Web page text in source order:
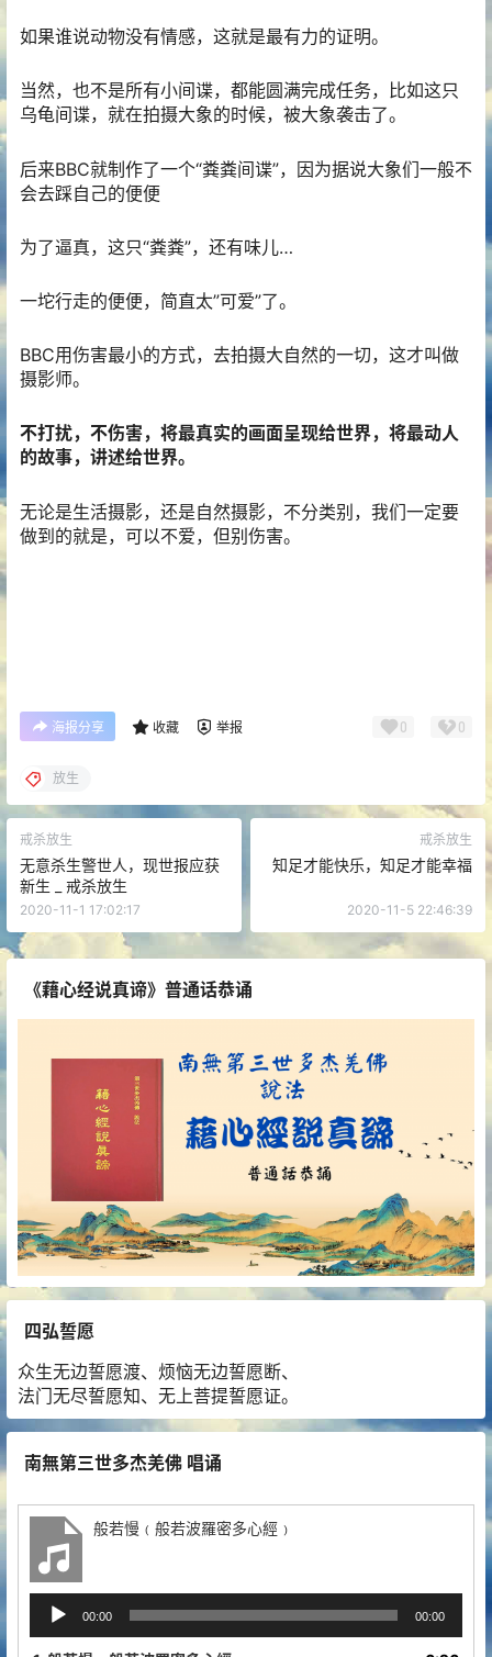
如果谁说动物没有情感，这就是最有力的证明。
当然，也不是所有小间谍，都能圆满完成任务，比如这只
乌龟间谍，就在拍摄大象的时候，被大象袭击了。
后来BBC就制作了一个“粪粪间谍”，因为据说大象们一般不
会去踩自己的便便
为了逼真，这只“粪粪”，还有味儿…
一坨行走的便便，简直太”可爱”了。
BBC用伤害最小的方式，去拍摄大自然的一切，这才叫做
摄影师。
不打扰，不伤害，将最真实的画面呈现给世界，将最动人
的故事，讲述给世界。
无论是生活摄影，还是自然摄影，不分类别，我们一定要
做到的就是，可以不爱，但别伤害。
海报分享 收藏 举报 0 0
放生
戒杀放生
无意杀生警世人，现世报应获
新生 _ 戒杀放生
2020-11-1 17:02:17
戒杀放生
知足才能快乐，知足才能幸福
2020-11-5 22:46:39
《藉心经说真谛》普通话恭诵
四弘誓愿
众生无边誓愿渡、烦恼无边誓愿断、
法门无尽誓愿知、无上菩提誓愿证。
南無第三世多杰羌佛 唱诵
般若慢﹙般若波羅密多心經﹚
播
00:00 00:00